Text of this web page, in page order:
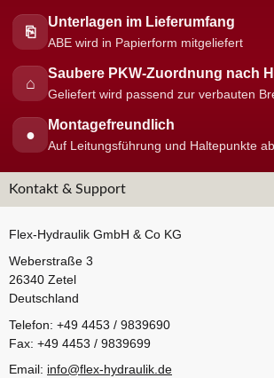
⎘
Unterlagen im Lieferumfang
ABE wird in Papierform mitgeliefert
⌂
Saubere PKW-Zuordnung nach
Geliefert wird passend zur verbauten
●
Montagefreundlich
Auf Leitungsführung und Haltepunkte
Kontakt & Support
Flex-Hydraulik GmbH & Co KG
Weberstraße 3
26340 Zetel
Deutschland
Telefon: +49 4453 / 9839690
Fax: +49 4453 / 9839699
Email: info@flex-hydraulik.de